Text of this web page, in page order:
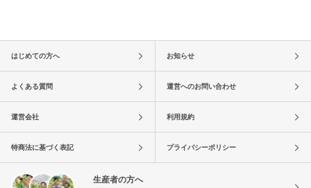
はじめての方へ お知らせ
よくある質問 運営へのお問い合わせ
運営会社 利用規約
特商法に基づく表記 プライバシーポリシー
生産者の方へ